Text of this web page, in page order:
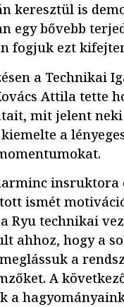
keresztül is
egy bővebb
fogjuk ezt
a Technikai
Attila tette
mit jelent neki
a
insruktora
ismét
Ryu technikai
ahhoz, hogy a
a
A
a